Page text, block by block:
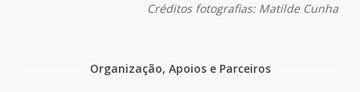
Créditos fotografias: Matilde Cunha
Organização, Apoios e Parceiros